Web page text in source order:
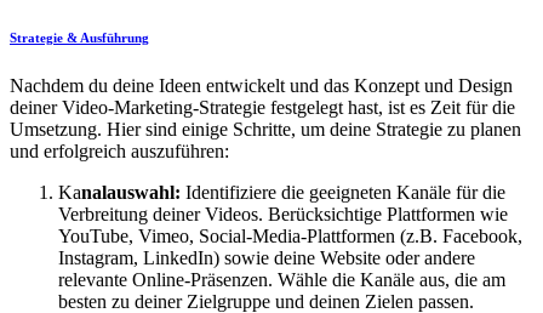
Strategie & Ausführung
Nachdem du deine Ideen entwickelt und das Konzept und Design
deiner Video-Marketing-Strategie festgelegt hast, ist es Zeit für die
Umsetzung. Hier sind einige Schritte, um deine Strategie zu planen
und erfolgreich auszuführen:
Kanalauswahl: Identifiziere die geeigneten Kanäle für die
Verbreitung deiner Videos. Berücksichtige Plattformen wie
YouTube, Vimeo, Social-Media-Plattformen (z.B. Facebook,
Instagram, LinkedIn) sowie deine Website oder andere
relevante Online-Präsenzen. Wähle die Kanäle aus, die am
besten zu deiner Zielgruppe und deinen Zielen passen.